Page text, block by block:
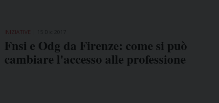
INIZIATIVE
Fnsi e Odg da Firenze: come si può
cambiare l'accesso alle professione